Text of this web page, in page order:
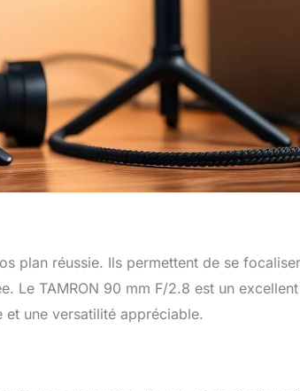
plan réussie. Ils permettent de se
Le TAMRON 90 mm F/2.8 est un excellent
une versatilité appréciable.